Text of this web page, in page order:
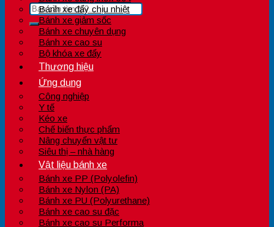
Bánh xe đẩy chịu nhiệt
Bánh xe giảm sốc
Bánh xe chuyên dụng
Bánh xe cao su
Bộ khóa xe đẩy
Thương hiệu
Ứng dụng
Công nghiệp
Y tế
Kéo xe
Chế biến thực phẩm
Nâng chuyển vật tư
Siêu thị – nhà hàng
Vật liệu bánh xe
Bánh xe PP (Polyolefin)
Bánh xe Nylon (PA)
Bánh xe PU (Polyurethane)
Bánh xe cao su đặc
Bánh xe cao su Performa